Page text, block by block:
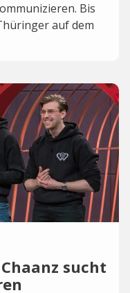
Bis
auf dem
sucht